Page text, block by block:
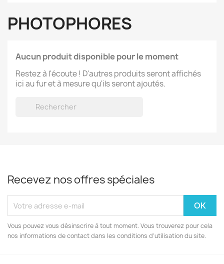
PHOTOPHORES
Aucun produit disponible pour le moment
Restez à l'écoute ! D'autres produits seront affichés
ici au fur et à mesure qu'ils seront ajoutés.
Recevez nos offres spéciales
Vous pouvez vous désinscrire à tout moment. Vous trouverez pour cela
nos informations de contact dans les conditions d'utilisation du site.